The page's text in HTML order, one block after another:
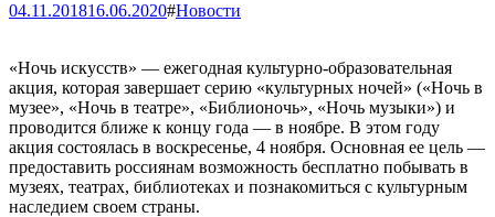
04.11.201816.06.2020#Новости
«Ночь искусств» — ежегодная культурно-образовательная
акция, которая завершает серию «культурных ночей» («Ночь в
музее», «Ночь в театре», «Библионочь», «Ночь музыки») и
проводится ближе к концу года — в ноябре. В этом году
акция состоялась в воскресенье, 4 ноября. Основная ее цель —
предоставить россиянам возможность бесплатно побывать в
музеях, театрах, библиотеках и познакомиться с культурным
наследием своем страны.